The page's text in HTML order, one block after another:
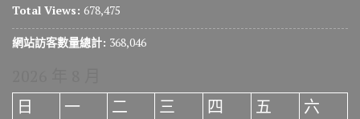
Total Views: 678,475
網站訪客數量總計: 368,046
日
一 二 三 四 五
六